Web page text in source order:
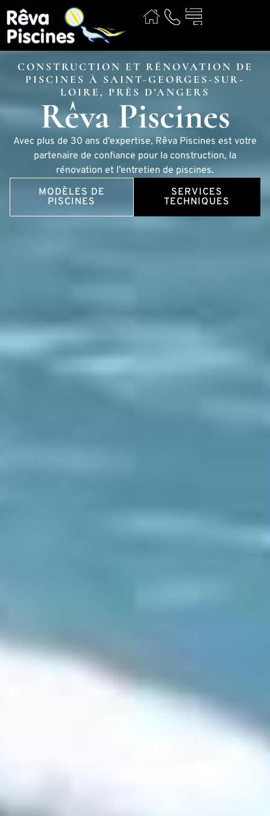
CONSTRUCTION ET RÉNOVATION DE
PISCINES À SAINT-GEORGES-SUR-
LOIRE, PRÈS D’ANGERS
Rêva Piscines
Avec plus de 30 ans d’expertise, Rêva Piscines est votre
partenaire de confiance pour la construction, la
rénovation et l’entretien de piscines.
MODÈLES DE
PISCINES
SERVICES
TECHNIQUES